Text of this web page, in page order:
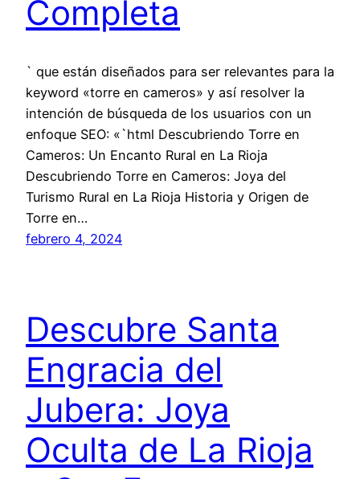
Completa
` que están diseñados para ser relevantes para la
keyword «torre en cameros» y así resolver la
intención de búsqueda de los usuarios con un
enfoque SEO: «`html Descubriendo Torre en
Cameros: Un Encanto Rural en La Rioja
Descubriendo Torre en Cameros: Joya del
Turismo Rural en La Rioja Historia y Origen de
Torre en…
febrero 4, 2024
Descubre Santa
Engracia del
Jubera: Joya
Oculta de La Rioja